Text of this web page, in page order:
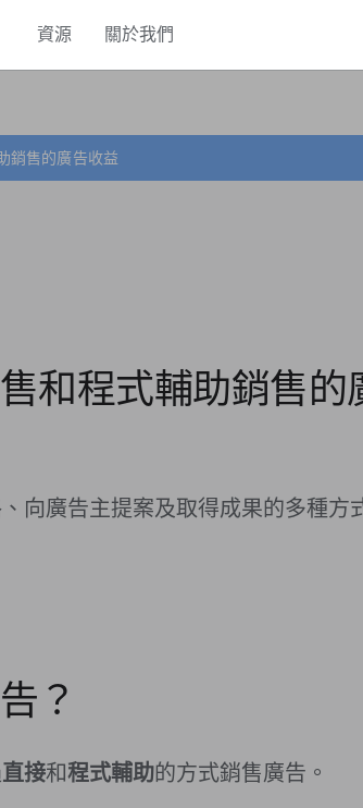
資源 關於我們
銷售的廣告收益
和程式輔助銷售的
向廣告主提案及取得成果的多種方
？
直接和程式輔助的方式銷售廣告。